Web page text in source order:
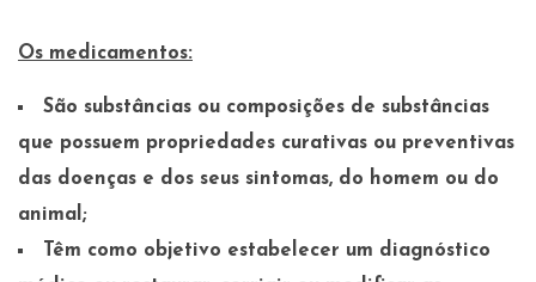
Os medicamentos:
São substâncias ou composições de substâncias
que possuem propriedades curativas ou preventivas
das doenças e dos seus sintomas, do homem ou do
animal;
Têm como objetivo estabelecer um diagnóstico